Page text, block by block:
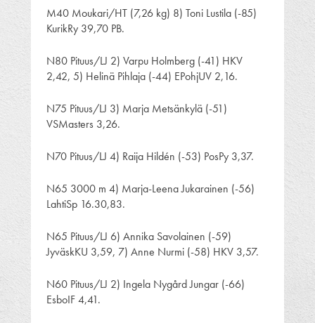
M40 Moukari/HT (7,26 kg) 8) Toni Lustila (-85)
KurikRy 39,70 PB.
N80 Pituus/LJ 2) Varpu Holmberg (-41) HKV
2,42, 5) Helinä Pihlaja (-44) EPohjUV 2,16.
N75 Pituus/LJ 3) Marja Metsänkylä (-51)
VSMasters 3,26.
N70 Pituus/LJ 4) Raija Hildén (-53) PosPy 3,37.
N65 3000 m 4) Marja-Leena Jukarainen (-56)
LahtiSp 16.30,83.
N65 Pituus/LJ 6) Annika Savolainen (-59)
JyväskKU 3,59, 7) Anne Nurmi (-58) HKV 3,57.
N60 Pituus/LJ 2) Ingela Nygård Jungar (-66)
EsboIF 4,41.